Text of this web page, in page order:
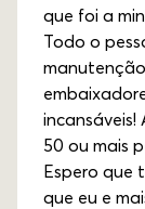
que foi a
Todo o
incansáveis!
50 ou mais
Espero que
que eu e